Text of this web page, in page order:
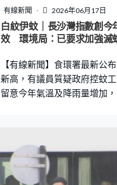
有線新聞 2026年06月17日
白紋伊蚊｜長沙灣指數創
效 環境局：已要求加強滅
【有線新聞】食環署最新公
新高，有議員質疑政府控蚊
留意今年氣溫及降雨量增加
不少議員都質疑政府控蚊工
狗上山都無法幫助到長沙灣
最怕是甚麽，除了痕癢之外
月份其實已經做了強化控蚊